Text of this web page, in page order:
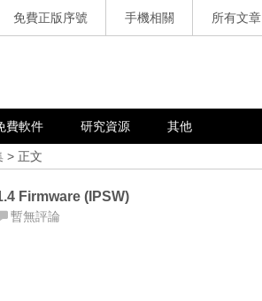
免費正版序號 手機相關 所有文章
費軟件 研究資源 其他
> 正文
Firmware (IPSW)
暫無評論